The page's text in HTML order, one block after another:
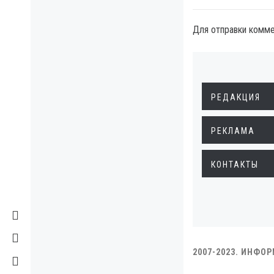
Для отправки
РЕДАКЦИЯ
РЕКЛАМА
КОНТАКТЫ
2007-2023.